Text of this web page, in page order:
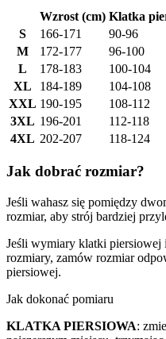
Wzrost (cm) Klatka
S
166-171 90-96
M
172-177 96-100
L
178-183 100-104
XL
184-189 104-108
XXL 190-195 108-112
3XL 196-201 112-118
4XL 202-207 118-124
Jak dobrać rozmiar?
Jeśli wahasz się pomiędzy
rozmiar, aby strój bardziej
Jeśli wymiary klatki piersiowej
rozmiary, zamów rozmiar
piersiowej.
Jak dokonać pomiaru
KLATKA PIERSIOWA: